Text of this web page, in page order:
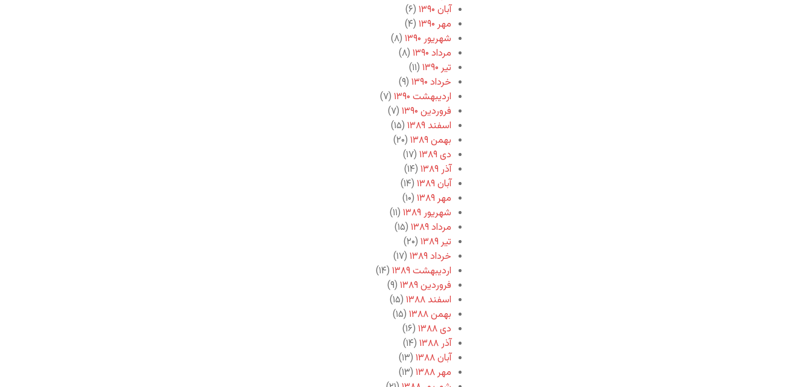
آبان ۱۳۹۰
(۶)
مهر ۱۳۹۰
(۴)
شهریور ۱۳۹۰
(۸)
مرداد ۱۳۹۰
(۸)
تیر ۱۳۹۰
(۱۱)
خرداد ۱۳۹۰
(۹)
اردیبهشت ۱۳۹۰
(۷)
فروردین ۱۳۹۰
(۷)
اسفند ۱۳۸۹
(۱۵)
بهمن ۱۳۸۹
(۲۰)
دی ۱۳۸۹
(۱۷)
آذر ۱۳۸۹
(۱۴)
آبان ۱۳۸۹
(۱۴)
مهر ۱۳۸۹
(۱۰)
شهریور ۱۳۸۹
(۱۱)
مرداد ۱۳۸۹
(۱۵)
تیر ۱۳۸۹
(۲۰)
خرداد ۱۳۸۹
(۱۷)
اردیبهشت ۱۳۸۹
(۱۴)
فروردین ۱۳۸۹
(۹)
اسفند ۱۳۸۸
(۱۵)
بهمن ۱۳۸۸
(۱۵)
دی ۱۳۸۸
(۱۶)
آذر ۱۳۸۸
(۱۴)
آبان ۱۳۸۸
(۱۳)
مهر ۱۳۸۸
(۱۳)